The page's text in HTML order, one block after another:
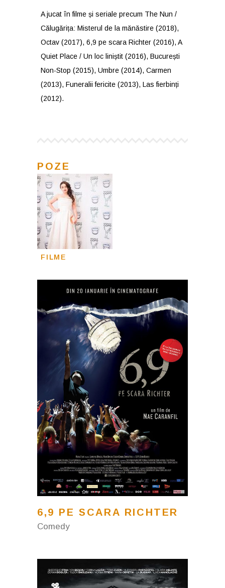
A jucat în filme și seriale precum The Nun /
Călugărița: Misterul de la mănăstire (2018),
Octav (2017), 6,9 pe scara Richter (2016), A
Quiet Place / Un loc liniștit (2016), București
Non-Stop (2015), Umbre (2014), Carmen
(2013), Funeralii fericite (2013), Las fierbinți
(2012).
POZE
FILME
6,9 PE SCARA RICHTER
Comedy